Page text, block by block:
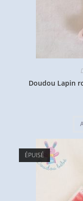
Doudou Lapin
ÉPUISÉ